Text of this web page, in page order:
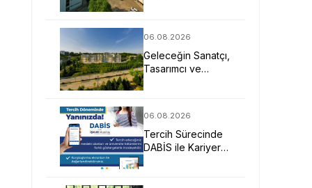
06.08.2026
Geleceğin Sanatçı,
Tasarımcı ve
06.08.2026
Tercih Sürecinde
DABİS ile Kariyer